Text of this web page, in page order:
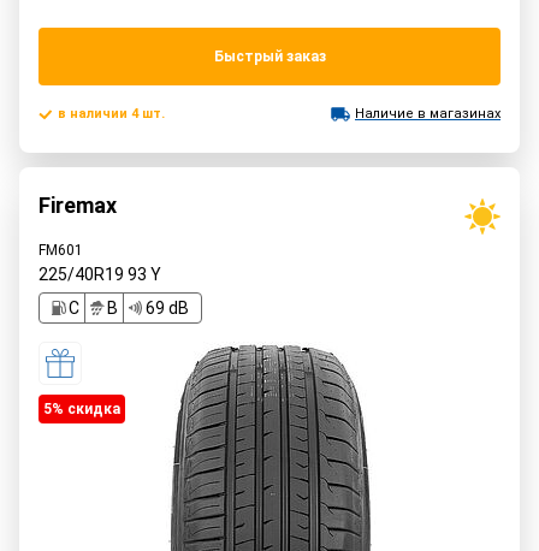
Быстрый заказ
в наличии 4 шт. Наличие в магазинах
Firemax
FM601
225/40R19 93 Y
C
B 69 dB
5% cкидка